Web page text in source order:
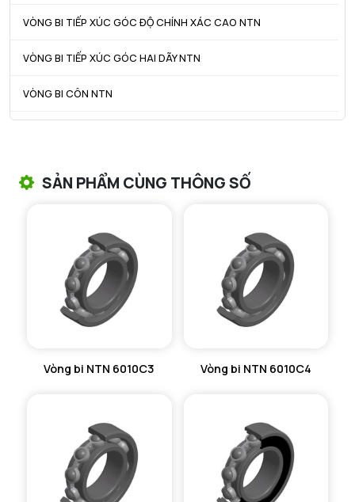
VÒNG BI TIẾP XÚC GÓC ĐỘ CHÍNH XÁC CAO NTN
VÒNG BI TIẾP XÚC GÓC HAI DÃY NTN
VÒNG BI CÔN NTN
VÒNG BI KIM NTN
VÒNG BI CHẶN TRỤC NTN
VÒNG BI LĂN TRỤ ĐẨY NTN
GỐI ĐỠ 2 NỬA NTN
MÁY GIA NHIỆT NTN
SẢN PHẨM CÙNG THÔNG SỐ
Vòng bi NTN 6010C3 Vòng bi NTN 6010C4